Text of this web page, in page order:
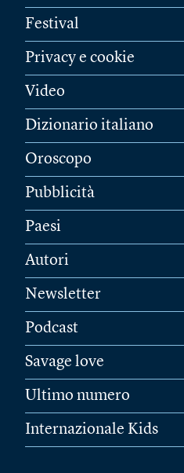
Festival
Privacy e cookie
Video
Dizionario italiano
Oroscopo
Pubblicità
Paesi
Autori
Newsletter
Podcast
Savage love
Ultimo numero
Internazionale Kids